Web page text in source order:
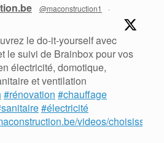
@maconstruction1
·
le do-it-yourself avec
le suivi de Brainbox pour vos
électricité, domotique,
et ventilation
#rénovation #chauffage
#électricité
videos/choisissez-